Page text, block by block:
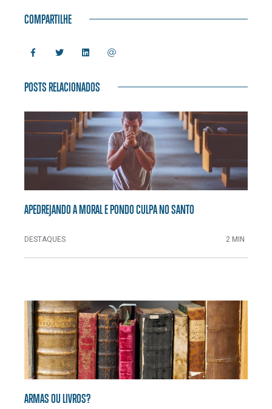
COMPARTILHE
POSTS RELACIONADOS
APEDREJANDO A MORAL E PONDO CULPA NO SANTO
DESTAQUES 2 MIN
ARMAS OU LIVROS?